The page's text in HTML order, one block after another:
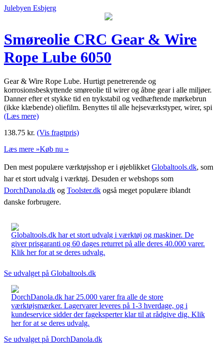
Julebyen Esbjerg
Smøreolie CRC Gear & Wire
Rope Lube 6050
Gear & Wire Rope Lube. Hurtigt penetrerende og
korrosionsbeskyttende smøreolie til wirer og åbne gear i alle miljøer.
Danner efter et stykke tid en trykstabil og vedhæftende mørkebrun
(ikke klæbende) oliefilm. Benyttes til alle hejseværkstyper, wirer, spi
(Læs mere)
138.75 kr. (Vis fragtpris)
Læs mere »Køb nu »
Den mest populære værktøjsshop er i øjeblikket Globaltools.dk, som
har et stort udvalg i værktøj. Desuden er webshops som
DorchDanola.dk og Toolster.dk også meget populære iblandt
danske forbrugere.
Globaltools.dk har et stort udvalg i værktøj og maskiner. De
giver prisgaranti og 60 dages returret på alle deres 40.000 varer.
Klik her for at se deres udvalg.
Se udvalget på Globaltools.dk
DorchDanola.dk har 25.000 varer fra alle de store
værktøjsmærker. Lagervarer leveres på 1-3 hverdage, og i
kundeservice sidder der fageksperter klar til at rådgive dig. Klik
her for at se deres udvalg.
Se udvalget på DorchDanola.dk